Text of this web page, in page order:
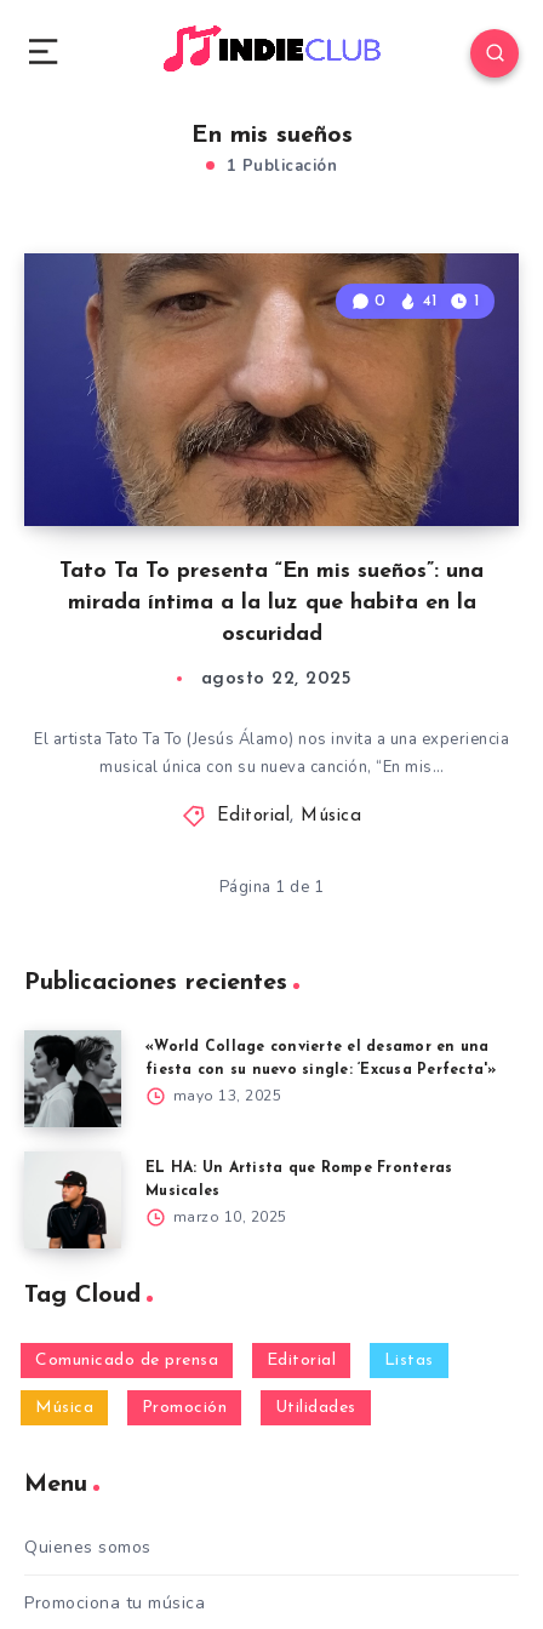
En mis sueños
1 Publicación
Tato Ta To presenta “En mis sueños”: una
mirada íntima a la luz que habita en la
oscuridad
0 41 1
agosto 22, 2025
El artista Tato Ta To (Jesús Álamo) nos invita a una experiencia
musical única con su nueva canción, “En mis…
Editorial, Música
Página 1 de 1
Publicaciones recientes
«World Collage convierte el desamor en una
fiesta con su nuevo single: ‘Excusa Perfecta'»
mayo 13, 2025
EL HA: Un Artista que Rompe Fronteras
Musicales
marzo 10, 2025
Tag Cloud
Comunicado de prensa Editorial Listas
Música Promoción Utilidades
Menu
Quienes somos
Promociona tu música